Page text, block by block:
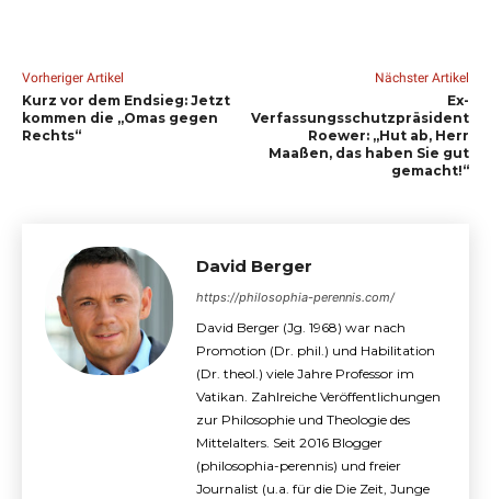
Vorheriger Artikel
Kurz vor dem Endsieg: Jetzt
kommen die „Omas gegen
Rechts“
Nächster Artikel
Ex-
Verfassungsschutzpräsident
Roewer: „Hut ab, Herr
Maaßen, das haben Sie gut
gemacht!“
David Berger
https://philosophia-perennis.com/
David Berger (Jg. 1968) war nach
Promotion (Dr. phil.) und Habilitation
(Dr. theol.) viele Jahre Professor im
Vatikan. Zahlreiche Veröffentlichungen
zur Philosophie und Theologie des
Mittelalters. Seit 2016 Blogger
(philosophia-perennis) und freier
Journalist (u.a. für die Die Zeit, Junge